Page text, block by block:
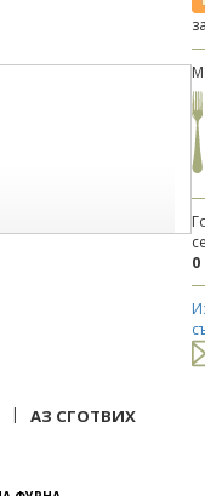
0
| АЗ СГОТВИХ